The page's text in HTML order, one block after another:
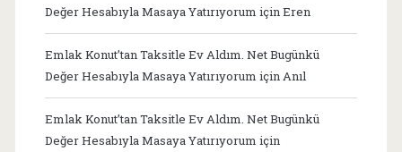
Değer Hesabıyla Masaya Yatırıyorum içinEren
Emlak Konut’tan Taksitle Ev Aldım. Net Bugünkü
Değer Hesabıyla Masaya Yatırıyorum içinAnıl
Emlak Konut’tan Taksitle Ev Aldım. Net Bugünkü
Değer Hesabıyla Masaya Yatırıyorum için